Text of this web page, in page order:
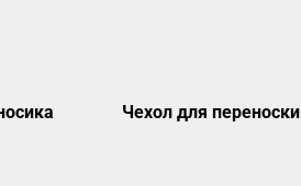
Чехол для переноски